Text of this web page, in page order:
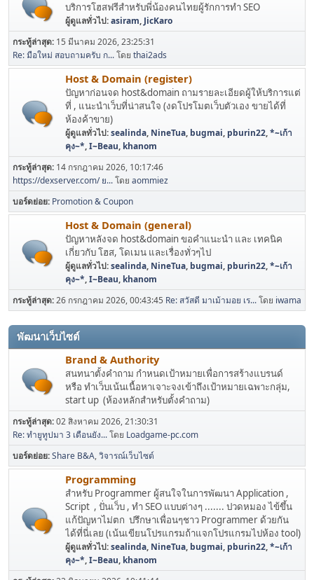
บริการโฮสฟรีสำหรับพี่น้องคนไทยผู้รักการทำ SEO
ผู้ดูแลทั่วไป:asiram,JicKaro
กระทู้ล่าสุด: 15 มีนาคม 2026, 23:25:31
Re: มือใหม่ สอบถามครับ ก...โดย thai2ads
Host & Domain (register)
ปัญหาก่อนจด host&domain ถามรายละเอียดผู้ให้บริการแต่
ที่ , แนะนำเว็บที่น่าสนใจ (งดโปรโมตเว็บตัวเอง ขายได้ที่
ห้องค้าขาย)
ผู้ดูแลทั่วไป:sealinda, NineTua, bugmai, pburin22,*~เก้า
คุง~*,I~Beau, khanom
กระทู้ล่าสุด: 14 กรกฎาคม 2026, 10:17:46
https://dexserver.com/ ย...โดย aommiez
บอร์ดย่อย Promotion & Coupon
Host & Domain (general)
ปัญหาหลังจด host&domain ขอคำแนะนำ และ เทคนิค
เกี่ยวกับ โฮส, โดเมน และเรื่องทั่วๆไป
ผู้ดูแลทั่วไป:sealinda, NineTua, bugmai, pburin22,*~เก้า
คุง~*,I~Beau, khanom
กระทู้ล่าสุด:26 กรกฎาคม 2026, 00:43:45 Re: สวัสดี มาเม้ามอย เร...โดย iwama
พัฒนาเว็บไซต์
Brand & Authority
สนทนาตั้งคำถาม กำหนดเป้าหมายเพื่อการสร้างแบรนด์
หรือ ทำเว็บเน้นเนื้อหาเจาะจงเข้าถึงเป้าหมายเฉพาะกลุ่ม,
start up (ห้องหลักสำหรับตั้งคำถาม)
กระทู้ล่าสุด:02 สิงหาคม 2026, 21:30:31
Re: ทำยูทูปมา 3 เดือนยัง...โดย Loadgame-pc.com
บอร์ดย่อย Share B&A วิจารณ์เว็บไซต์
Programming
สำหรับ Programmer ผู้สนใจในการพัฒนา Application ,
Script , ปั่นเว็บ , ทำ SEO แบบต่างๆ ....... ปวดหมอง ไข้ขึ้น
แก้ปัญหาไม่ตก ปรึกษาเพื่อนๆชาว Programmer ด้วยกัน
ได้ที่นี่เลย (เน้นเขียนโปรแกรมถ้าแจกโปรแกรมไปห้อง tool)
ผู้ดูแลทั่วไป:sealinda, NineTua, bugmai, pburin22,*~เก้า
คุง~*,I~Beau, khanom